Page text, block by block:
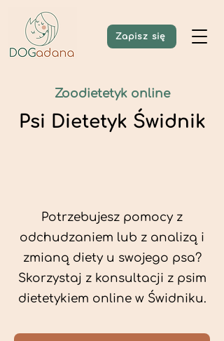
Zapisz się
Zoodietetyk online
Psi Dietetyk Świdnik
Potrzebujesz pomocy z
odchudzaniem lub z analizą i
zmianą diety u swojego psa?
Skorzystaj z konsultacji z psim
dietetykiem online w Świdniku.